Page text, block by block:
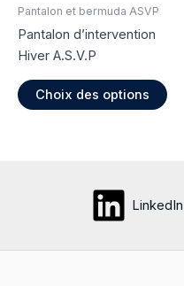
Pantalon et bermuda ASVP
Pantalon d’intervention
Hiver A.S.V.P
Choix des options
LinkedIn